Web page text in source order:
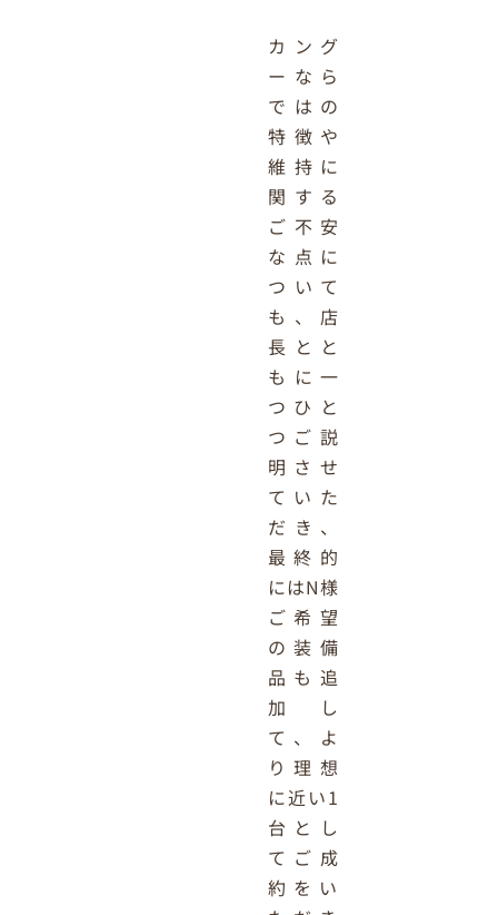
カング
ーなら
ではの
特徴や
維持に
関する
ご不安
な点に
ついて
も、店
長とと
もに一
つひと
つご説
明させ
ていた
だき、
最終的
にはN様
ご希望
の装備
品も追
加し
て、よ
り理想
に近い1
台とし
てご成
約をい